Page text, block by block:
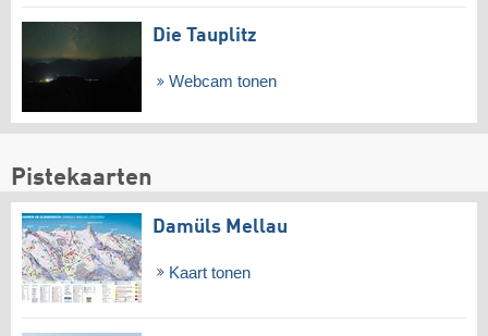
Die Tauplitz
Webcam tonen
Pistekaarten
Damüls Mellau
Kaart tonen